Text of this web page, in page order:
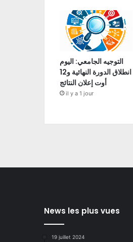
التوجيه الجامعي: اليوم
انطلاق الدورة النهائية و12
أوت إعلان النتائج
il y a 1 jour
News les plus vues
19 juillet 2024